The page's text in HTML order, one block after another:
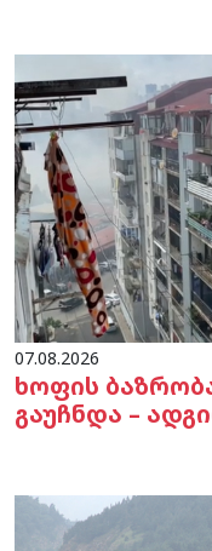
07.08.2026
ხოფის
გაუჩნდა –